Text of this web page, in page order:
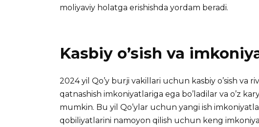
moliyaviy holatga erishishda yordam beradi.
Kasbiy o’sish va
2024 yil Qo’y burji vakillari uchun kasbiy o’sish va
qatnashish imkoniyatlariga ega bo’ladilar va o’z
mumkin. Bu yil Qo’ylar uchun yangi ish
qobiliyatlarini namoyon qilish uchun keng